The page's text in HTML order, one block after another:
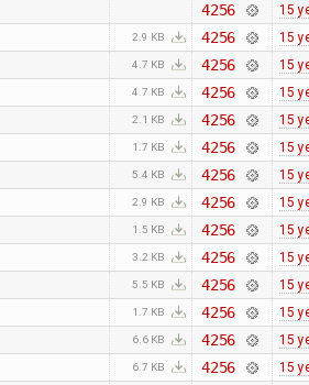
4256 15
2.9 KB 4256 15
4.7 KB 4256 15
4.7 KB 4256 15
2.1 KB 4256 15
1.7 KB 4256 15
5.4 KB 4256 15
2.9 KB 4256 15
1.5 KB 4256 15
3.2 KB 4256 15
5.5 KB 4256 15
1.7 KB 4256 15
6.6 KB 4256 15
6.7 KB 4256 15